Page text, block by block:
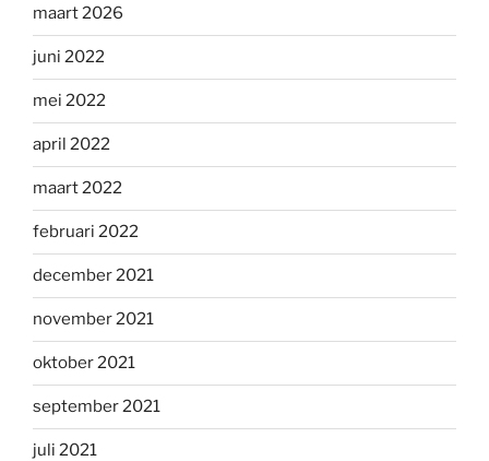
maart 2026
juni 2022
mei 2022
april 2022
maart 2022
februari 2022
december 2021
november 2021
oktober 2021
september 2021
juli 2021